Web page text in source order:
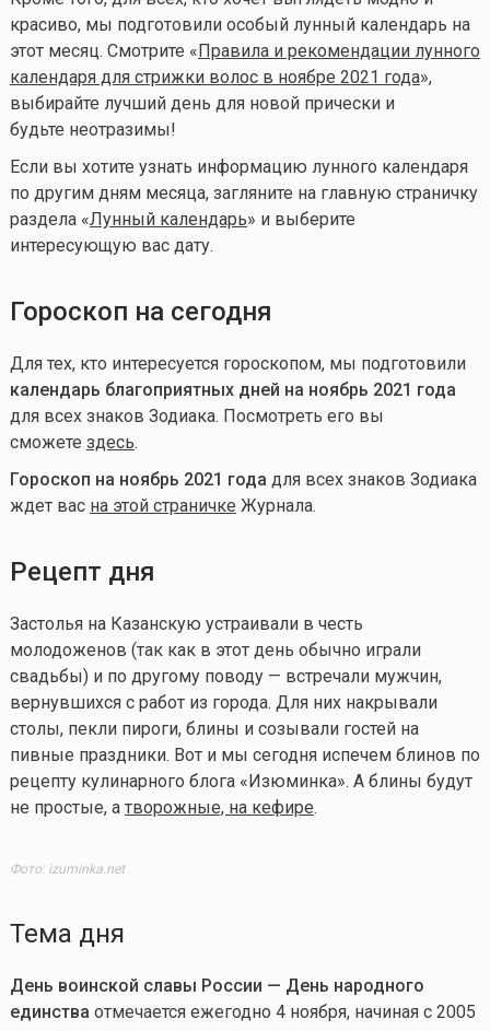
красиво, мы подготовили особый лунный календарь на
этот месяц. Смотрите «Правила и рекомендации лунного
календаря для стрижки волос в ноябре 2021 года»,
выбирайте лучший день для новой прически и
будьте неотразимы!
Если вы хотите узнать информацию лунного календаря
по другим дням месяца, загляните на главную страничку
раздела «Лунный календарь» и выберите
интересующую вас дату.
Гороскоп на сегодня
Для тех, кто интересуется гороскопом, мы подготовили
календарь благоприятных дней на ноябрь 2021 года
для всех знаков Зодиака. Посмотреть его вы
сможете здесь.
Гороскоп на ноябрь 2021 года для всех знаков Зодиака
ждет вас на этой страничке Журнала.
Рецепт дня
Застолья на Казанскую устраивали в честь
молодоженов (так как в этот день обычно играли
свадьбы) и по другому поводу — встречали мужчин,
вернувшихся с работ из города. Для них накрывали
столы, пекли пироги, блины и созывали гостей на
пивные праздники. Вот и мы сегодня испечем блинов по
рецепту кулинарного блога «Изюминка». А блины будут
не простые, а творожные, на кефире.
Фото: izuminka.net
Тема дня
День воинской славы России — День народного
единства отмечается ежегодно 4 ноября, начиная с 2005